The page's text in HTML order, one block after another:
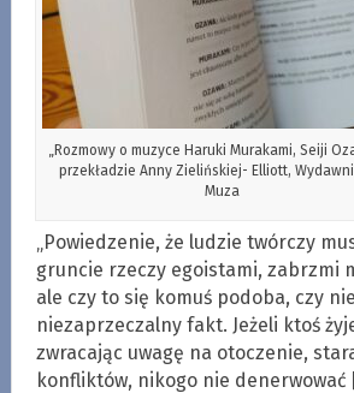
„Rozmowy o muzyce Haruki Murakami, Seiji
przekładzie Anny Zielińskiej- Elliott,
Muza
„Powiedzenie, że ludzie twórczy
gruncie rzeczy egoistami, zabrzmi
ale czy to się komuś podoba, czy
niezaprzeczalny fakt. Jeżeli ktoś
zwracając uwagę na otoczenie,
konfliktów, nikogo nie